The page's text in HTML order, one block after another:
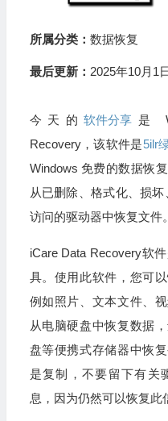
所属分类： 数据恢复
最后更新： 2025年10月1
今天的软件分享 是
Recovery，该软件是5ilr
Windows 免费的数据恢
从已删除、格式化、损
访问的驱动器中恢复文件。
iCare Data Recovery软
具。使用此软件，您可
例如照片、文本文件、
从电脑硬盘中恢复数据
盘等便携式存储器中恢
是复制，不要留下有关
息，因为仍然可以恢复此